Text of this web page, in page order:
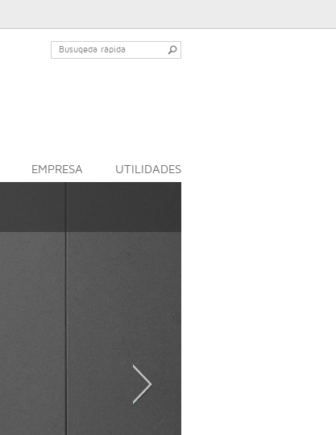
EMPRESA UTILIDADES